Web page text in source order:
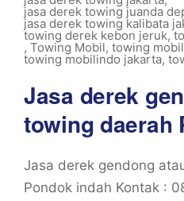
jasa derek towing juanda
jasa derek towing kalibata
towing derek kebon jeruk,
, Towing Mobil, towing
towing mobilindo jakarta,
Jasa derek
towing daerah
Jasa derek gendong
Pondok indah Kontak :